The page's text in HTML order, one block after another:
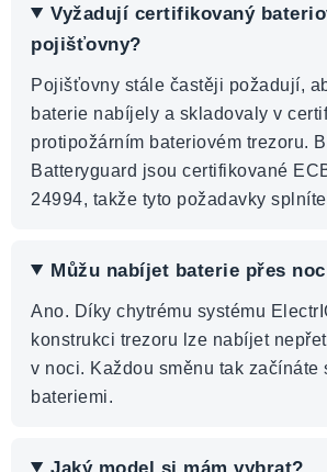
Vyžadují certifikovaný
pojišťovny?
Pojišťovny stále častěji požadují,
baterie nabíjely a skladovaly v
protipožárním bateriovém trezoru.
Batteryguard jsou certifikované
24994, takže tyto požadavky
Můžu nabíjet baterie přes
Ano. Díky chytrému systému
konstrukci trezoru lze nabíjet
v noci. Každou směnu tak začínáte
bateriemi.
Jaký model si mám vybrat?